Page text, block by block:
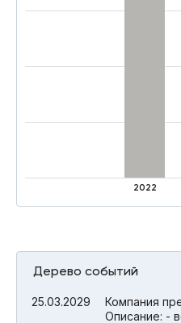
2022
Дерево событий
25.03.2029
Компания
Описание: -